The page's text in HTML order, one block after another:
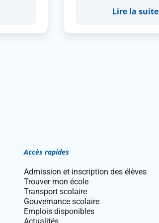
Lire la suite
Accès rapides
Admission et inscription des élèves
Trouver mon école
Transport scolaire
Gouvernance scolaire
Emplois disponibles